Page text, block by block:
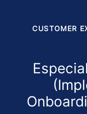
CUSTOMER